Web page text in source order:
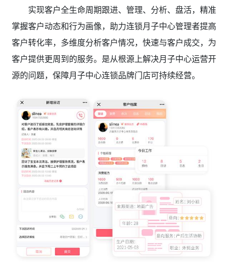
实现客户全生命周期跟进、管理、分析、盘活，精准
掌握客户动态和行为画像，助力连锁月子中心管理者提高
客户转化率，多维度分析客户情况，快速与客户成交，为
客户提供更周到的服务。是从根源上解决月子中心运营开
源的问题，保障月子中心连锁品牌门店可持续经营。